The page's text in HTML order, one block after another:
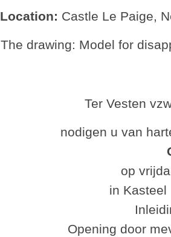
Location: Castle Le Paige,
The drawing: Model for
Ter Vesten
nodigen u van
op
in Kasteel
Opening door